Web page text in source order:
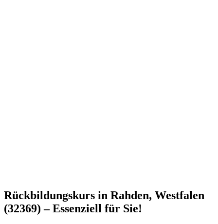
Rückbildungskurs in Rahden, Westfalen
(32369) – Essenziell für Sie!